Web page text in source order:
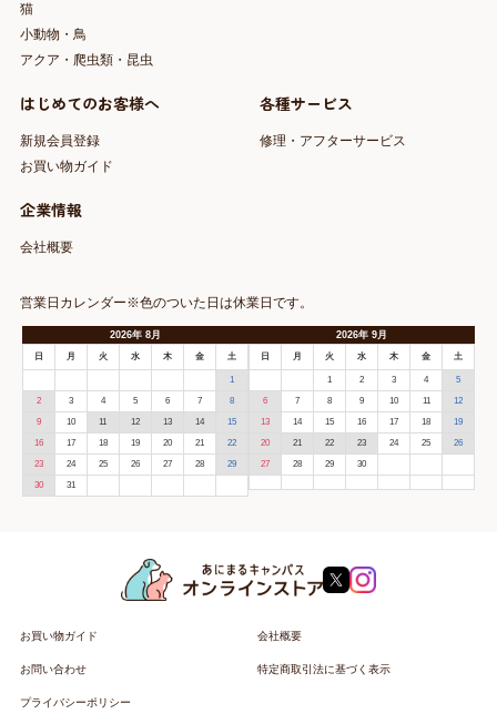
猫
小動物・鳥
アクア・爬虫類・昆虫
はじめてのお客様へ
新規会員登録
お買い物ガイド
各種サービス
修理・アフターサービス
企業情報
会社概要
営業日カレンダー※色のついた日は休業日です。
2026年 8月
日 月 火 水 木 金 土
1
2 3 4 5 6 7 8
9 10 11 12 13 14 15
16 17 18 19 20 21 22
23 24 25 26 27 28 29
30 31
2026年9月
日 月 火 水 木 金 土
1 2 3 4 5
6 7 8 9 10 11 12
13 14 15 16 17 18 19
20 21 22 23 24 25 26
27 28 29 30
お買い物ガイド 会社概要
お問い合わせ 特定商取引法に基づく表示
プライバシーポリシー